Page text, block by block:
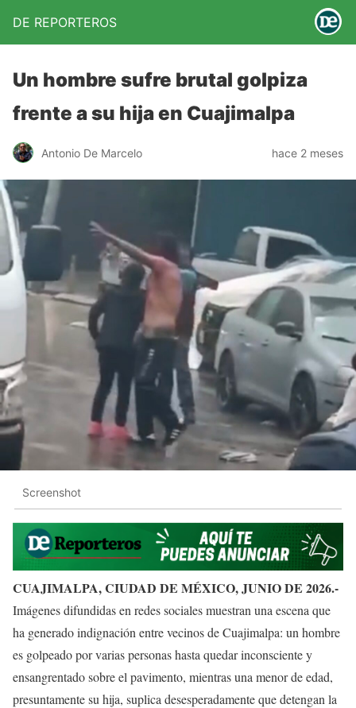
DE REPORTEROS
Un hombre sufre brutal golpiza
frente a su hija en Cuajimalpa
Antonio De Marcelo hace 2 meses
Screenshot
CUAJIMALPA, CIUDAD DE MÉXICO, JUNIO DE 2026.-
Imágenes difundidas en redes sociales muestran una escena que
ha generado indignación entre vecinos de Cuajimalpa: un hombre
es golpeado por varias personas hasta quedar inconsciente y
ensangrentado sobre el pavimento, mientras una menor de edad,
presuntamente su hija, suplica desesperadamente que detengan la